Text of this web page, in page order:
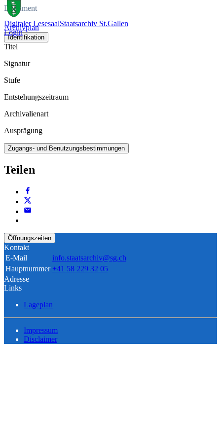
Digitaler LesesaalStaatsarchiv St.Gallen
Login
Dokument
Archivplan
Identifikation
Titel
Signatur
Stufe
Entstehungszeitraum
Archivalienart
Ausprägung
Zugangs- und Benutzungsbestimmungen
Teilen
Öffnungszeiten
Kontakt
E-Mail
info.staatsarchiv@sg.ch
Hauptnummer +41 58 229 32 05
Adresse
Links
Lageplan
Impressum
Disclaimer